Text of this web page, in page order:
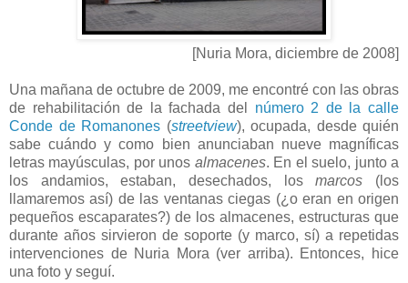
[Nuria Mora, diciembre de 2008]
Una mañana de octubre de 2009, me encontré con las obras
de rehabilitación de la fachada del número 2 de la calle
Conde de Romanones (streetview), ocupada, desde quién
sabe cuándo y como bien anunciaban nueve magníficas
letras mayúsculas, por unos almacenes. En el suelo, junto a
los andamios, estaban, desechados, losmarcos (los
llamaremos así) de las ventanas ciegas (¿o eran en origen
pequeños escaparates?) de los almacenes, estructuras que
durante años sirvieron de soporte (y marco, sí) a repetidas
intervenciones de Nuria Mora (ver arriba). Entonces, hice
una foto y seguí.